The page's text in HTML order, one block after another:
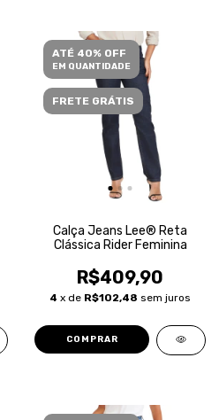
ATÉ 40% OFF
EM QUANTIDADE
FRETE GRÁTIS
Calça Jeans Lee® Reta
Clássica Rider Feminina
R$409,90
4 x de R$102,48 sem juros
COMPRAR